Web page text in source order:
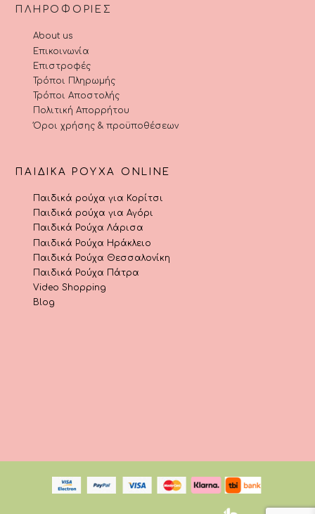
ΠΛΗΡΟΦΟΡΊΕΣ
About us
Επικοινωνία
Επιστροφές
Τρόποι Πληρωμής
Τρόποι Αποστολής
Πολιτική Απορρήτου
Όροι χρήσης & προϋποθέσεων
ΠΑΙΔΙΚΆ ΡΟΎΧΑ ONLINE
Παιδικά ρούχα για Κορίτσι
Παιδικά ρούχα για Αγόρι
Παιδικά Ρούχα Λάρισα
Παιδικά Ρούχα Ηράκλειο
Παιδικά Ρούχα Θεσσαλονίκη
Παιδικά Ρούχα Πάτρα
Video Shopping
Blog